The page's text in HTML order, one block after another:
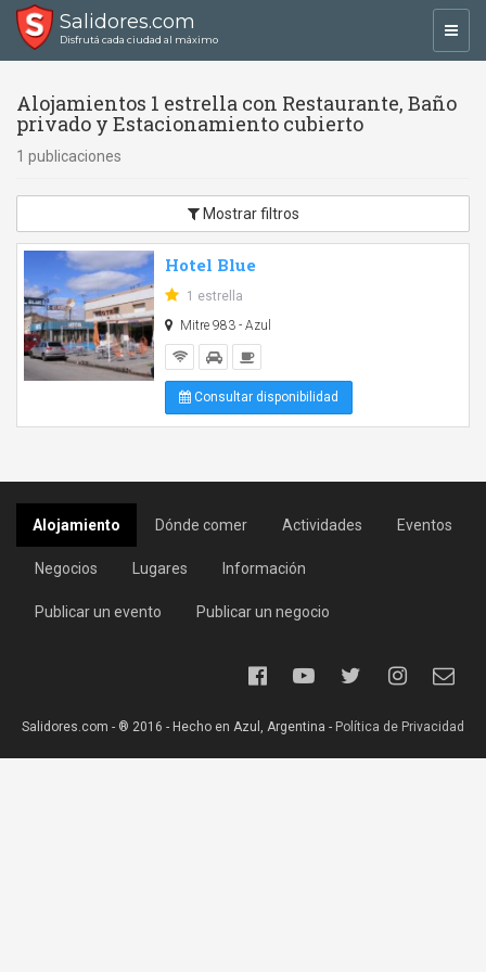
Salidores.com
Disfrutá cada ciudad al máximo
Alojamientos 1 estrella con Restaurante, Baño
privado y Estacionamiento cubierto
1 publicaciones
Mostrar filtros
Hotel Blue
1 estrella
Mitre 983 - Azul
Consultar disponibilidad
Alojamiento Dónde comer Actividades Eventos
Negocios Lugares Información
Publicar un evento Publicar un negocio
Salidores.com - ® 2016 - Hecho en Azul, Argentina - Política de Privacidad